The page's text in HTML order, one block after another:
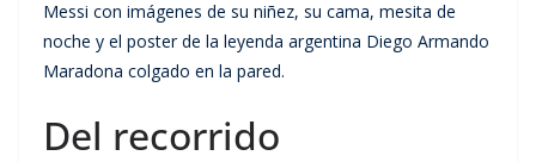
Messi con imágenes de su niñez, su cama, mesita de
noche y el poster de la leyenda argentina Diego Armando
Maradona colgado en la pared.
Del recorrido